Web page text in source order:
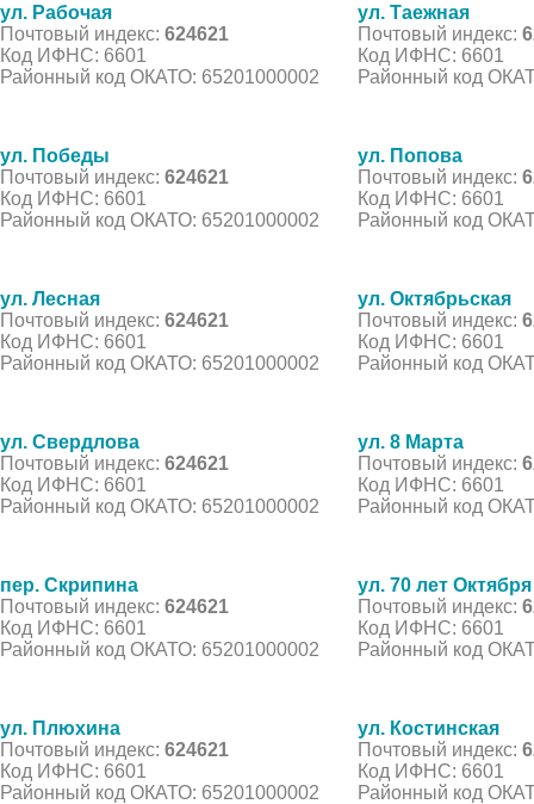
ул. Рабочая
Почтовый индекс: 624621
Код ИФНС: 6601
Районный код ОКАТО: 65201000002
ул. Таежная
Почтовый индекс:
Код ИФНС: 6601
Районный код
ул. Победы
Почтовый индекс: 624621
Код ИФНС: 6601
Районный код ОКАТО: 65201000002
ул. Попова
Почтовый индекс:
Код ИФНС: 6601
Районный код
ул. Лесная
Почтовый индекс: 624621
Код ИФНС: 6601
Районный код ОКАТО: 65201000002
ул. Октябрьская
Почтовый индекс:
Код ИФНС: 6601
Районный код
ул. Свердлова
Почтовый индекс: 624621
Код ИФНС: 6601
Районный код ОКАТО: 65201000002
ул. 8 Марта
Почтовый индекс:
Код ИФНС: 6601
Районный код
пер. Скрипина
Почтовый индекс: 624621
Код ИФНС: 6601
Районный код ОКАТО: 65201000002
ул. 70 лет Октября
Почтовый индекс:
Код ИФНС: 6601
Районный код
ул. Плюхина
Почтовый индекс: 624621
Код ИФНС: 6601
Районный код ОКАТО: 65201000002
ул. Костинская
Почтовый индекс:
Код ИФНС: 6601
Районный код